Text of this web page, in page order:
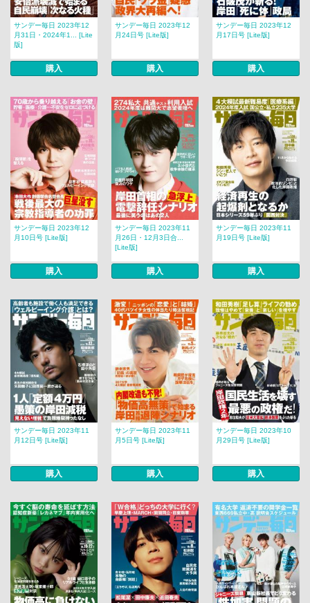
サンデー毎日 2023年12
月31日・2024年1... [Lite
版]
購入
サンデー毎日 2023年12
月24日号 [Lite版]
購入
サンデー毎日 2023年12
月17日号 [Lite版]
購入
サンデー毎日 2023年12
月10日号 [Lite版]
購入
サンデー毎日 2023年11
月26日・12月3日合...
[Lite版]
購入
サンデー毎日 2023年11
月19日号 [Lite版]
購入
サンデー毎日 2023年11
月12日号 [Lite版]
購入
サンデー毎日 2023年11
月5日号 [Lite版]
購入
サンデー毎日 2023年10
月29日号 [Lite版]
購入